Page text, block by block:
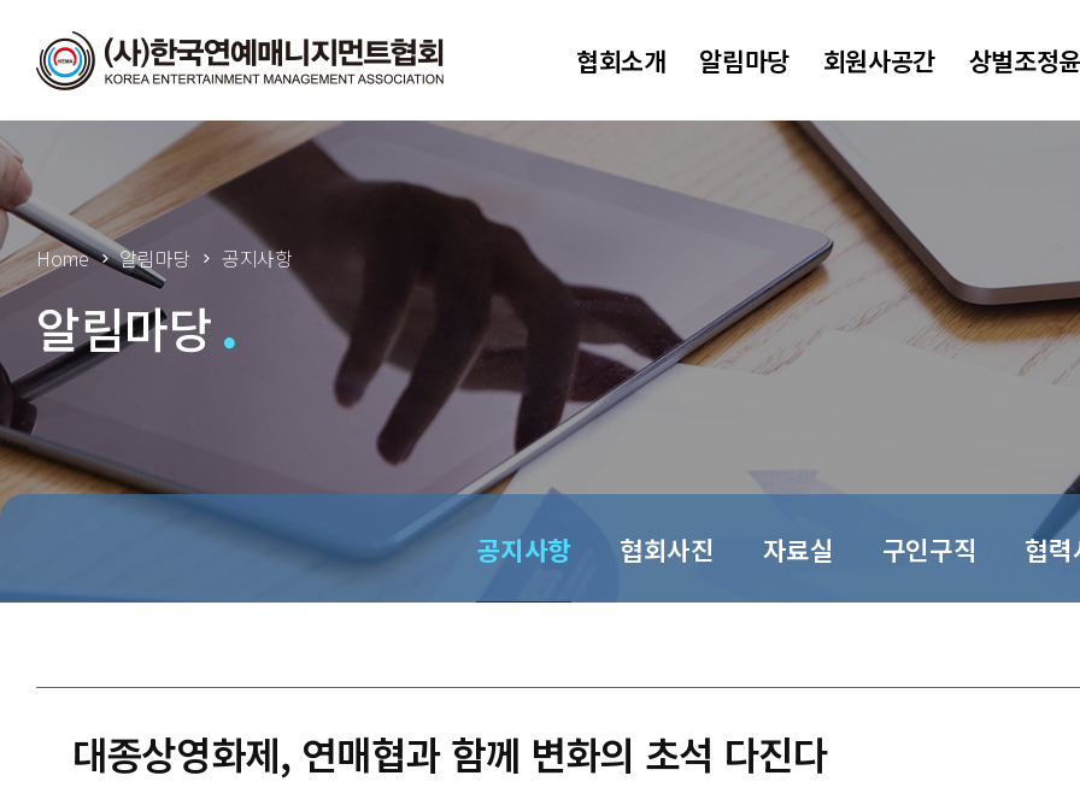
협회소개 알림마당 회원사공간 상벌조정
Home 알림마당 공지사항
알림마당
공지사항 협회사진 자료실 구인구직 협
대종상영화제, 연매협과 함께 변화의 초석 다진다